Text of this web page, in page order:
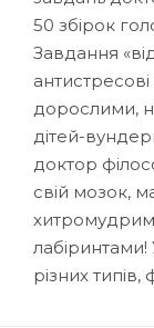
50 збірок
Завдання
дорослими,
дітей-
доктор
свій мозок,
лабіринтами!
різних типів,